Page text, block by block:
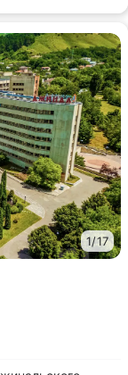
1/17